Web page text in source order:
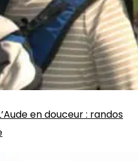
en douceur : randos